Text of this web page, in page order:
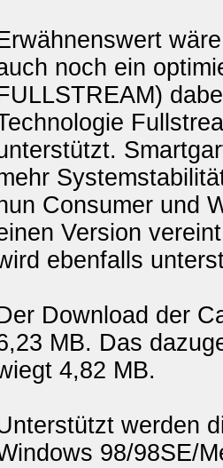
noch ein
Consumer und
Version
ebenfalls
Download der
MB. Das
4,82 MB.
werden
98/98SE/